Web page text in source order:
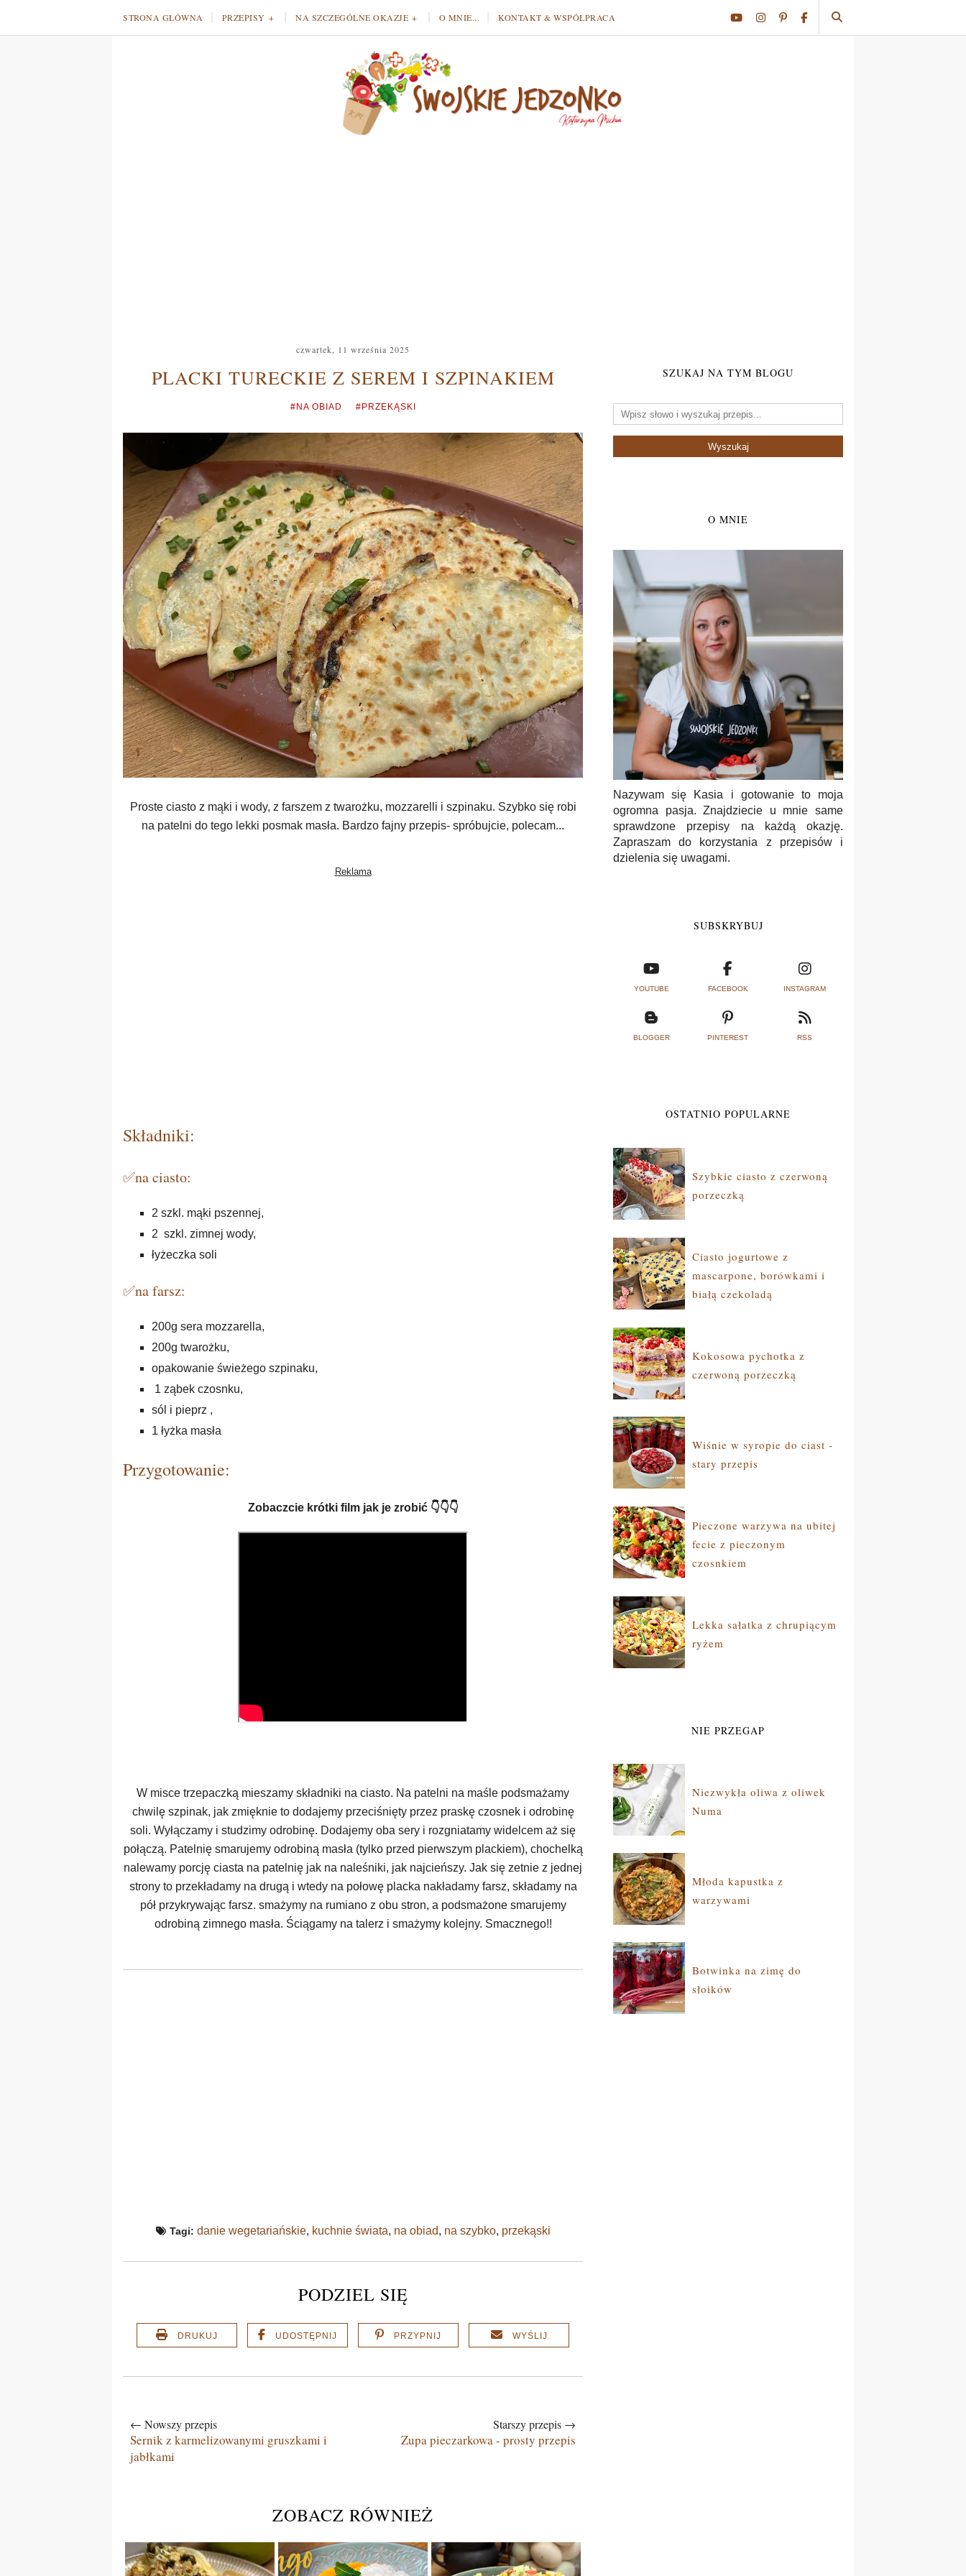
STRONA GŁÓWNA PRZEPISY NA SZCZEGÓLNE OKAZJE O MNIE... KONTAKT & WSPÓŁPRACA
czwartek, 11 września 2025
PLACKI TURECKIE Z SEREM I SZPINAKIEM
#NA OBIAD #PRZEKĄSKI
Proste ciasto z mąki i wody, z farszem z twarożku, mozzarelli i szpinaku. Szybko się robi
na patelni do tego lekki posmak masła. Bardzo fajny przepis- spróbujcie, polecam...
Składniki:
✅na ciasto:
2 szkl. mąki pszennej,
2 szkl. zimnej wody,
łyżeczka soli
✅na farsz:
200g sera mozzarella,
200g twarożku,
opakowanie świeżego szpinaku,
1 ząbek czosnku,
sól i pieprz ,
1 łyżka masła
Przygotowanie:
Zobaczcie krótki film jak je zrobić 👇👇👇
W misce trzepaczką mieszamy składniki na ciasto. Na patelni na maśle podsmażamy
chwilę szpinak, jak zmięknie to dodajemy przeciśnięty przez praskę czosnek i odrobinę
soli. Wyłączamy i studzimy odrobinę. Dodajemy oba sery i rozgniatamy widelcem aż się
połączą. Patelnię smarujemy odrobiną masła (tylko przed pierwszym plackiem), chochelką
nalewamy porcję ciasta na patelnię jak na naleśniki, jak najcieńszy. Jak się zetnie z jednej
strony to przekładamy na drugą i wtedy na połowę placka nakładamy farsz, składamy na
pół przykrywając farsz. smażymy na rumiano z obu stron, a podsmażone smarujemy
odrobiną zimnego masła. Ściągamy na talerz i smażymy kolejny. Smacznego!!
Tagi: danie wegetariańskie, kuchnie świata, na obiad, na szybko, przekąski
PODZIEL SIĘ
DRUKUJ UDOSTĘPNIJ PRZYPNIJ WYŚLIJ
← Nowszy przepis
Sernik z karmelizowanymi gruszkami i
jabłkami
Starszy przepis →
Zupa pieczarkowa - prosty przepis
ZOBACZ RÓWNIEŻ
SZUKAJ NA TYM BLOGU
O MNIE
Nazywam się Kasia i gotowanie to moja
ogromna pasja. Znajdziecie u mnie same
sprawdzone przepisy na każdą okazję.
Zapraszam do korzystania z przepisów i
dzielenia się uwagami.
SUBSKRYBUJ
YOUTUBE FACEBOOK INSTAGRAM
BLOGGER PINTEREST RSS
OSTATNIO POPULARNE
Szybkie ciasto z czerwoną
porzeczką
Ciasto jogurtowe z
mascarpone, borówkami i
białą czekoladą
Kokosowa pychotka z
czerwoną porzeczką
Wiśnie w syropie do ciast -
stary przepis
Pieczone warzywa na ubitej
fecie z pieczonym
czosnkiem
Lekka sałatka z chrupiącym
ryżem
NIE PRZEGAP
Niezwykła oliwa z oliwek
Numa
Młoda kapustka z
warzywami
Botwinka na zimę do
słoików